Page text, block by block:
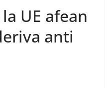
UE afean
anti